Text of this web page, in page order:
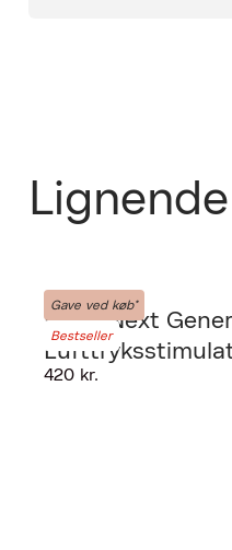
Gave ved køb*
Bestseller
Satisfyer
Pro 2 Next
420 kr.